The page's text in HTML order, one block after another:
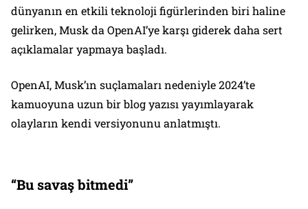
dünyanın en etkili teknoloji figürlerinden biri haline
gelirken, Musk da OpenAI’ye karşı giderek daha sert
açıklamalar yapmaya başladı.
OpenAI, Musk’ın suçlamaları nedeniyle 2024’te
kamuoyuna uzun bir blog yazısı yayımlayarak
olayların kendi versiyonunu anlatmıştı.
“Bu savaş bitmedi”